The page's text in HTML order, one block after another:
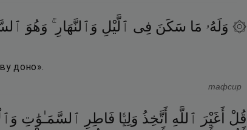
۞ وَلَهُۥ مَا سَكَنَ فِى ٱلَّيْلِ وَٱلنَّهَارِ ۚ وَهُوَ
доно».
тафсир
قُلْ أَغَيْرَ ٱللَّهِ أَتَّخِذُ وَلِيًّۭا فَاطِرِ ٱلسَّمَـٰوَٰتِ